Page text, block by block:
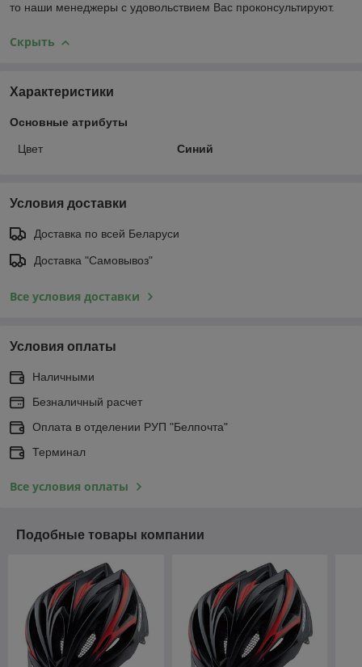
то наши менеджеры с удовольствием Вас проконсультируют.
Скрыть
Характеристики
Основные атрибуты
Цвет Синий
Условия доставки
Доставка по всей Беларуси
Доставка "Самовывоз"
Все условия доставки
Условия оплаты
Наличными
Безналичный расчет
Оплата в отделении РУП "Белпочта"
Терминал
Все условия оплаты
Подобные товары компании